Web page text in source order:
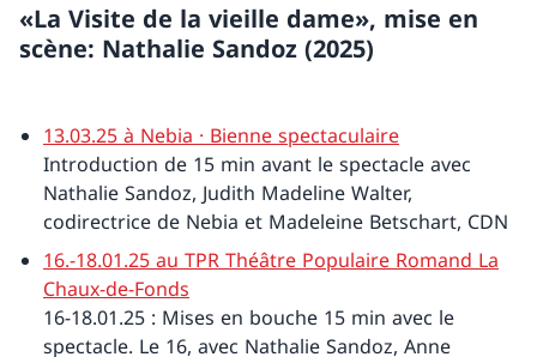
«La Visite de la vieille dame», mise en
scène: Nathalie Sandoz (2025)
13.03.25 à Nebia · Bienne spectaculaire
Introduction de 15 min avant le spectacle avec
Nathalie Sandoz, Judith Madeline Walter,
codirectrice de Nebia et Madeleine Betschart, CDN
16.-18.01.25 au TPR Théâtre Populaire Romand La
Chaux-de-Fonds
16-18.01.25 : Mises en bouche 15 min avec le
spectacle. Le 16, avec Nathalie Sandoz, Anne